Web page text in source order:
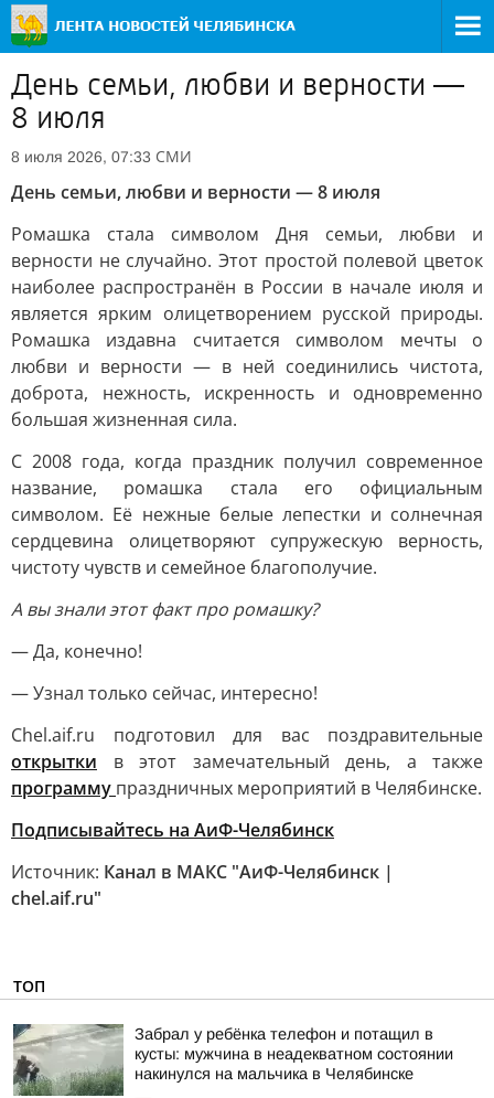
День семьи, любви и верности —
8 июля
8 июля 2026, 07:33 СМИ
День семьи, любви и верности — 8 июля
Ромашка стала символом Дня семьи, любви и
верности не случайно. Этот простой полевой цветок
наиболее распространён в России в начале июля и
является ярким олицетворением русской природы.
Ромашка издавна считается символом мечты о
любви и верности — в ней соединились чистота,
доброта, нежность, искренность и одновременно
большая жизненная сила.
С 2008 года, когда праздник получил современное
название, ромашка стала его официальным
символом. Её нежные белые лепестки и солнечная
сердцевина олицетворяют супружескую верность,
чистоту чувств и семейное благополучие.
А вы знали этот факт про ромашку?
— Да, конечно!
— Узнал только сейчас, интересно!
Chel.aif.ru подготовил для вас поздравительные
открытки в этот замечательный день, а также
программу праздничных мероприятий в Челябинске.
Подписывайтесь на АиФ-Челябинск
Источник: Канал в МАКС "АиФ-Челябинск |
chel.aif.ru"
ТОП
Забрал у ребёнка телефон и потащил в
кусты: мужчина в неадекватном состоянии
накинулся на мальчика в Челябинске